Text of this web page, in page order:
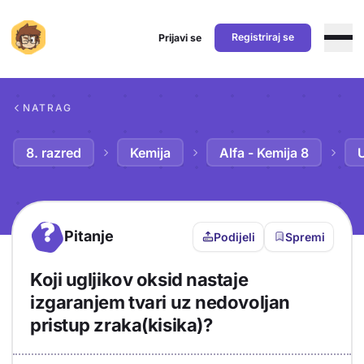
Prijavi se Registriraj se
NATRAG
8. razred Kemija Alfa - Kemija 8
? Pitanje Podijeli Spremi
Koji ugljikov oksid nastaje
izgaranjem tvari uz nedovoljan
pristup zraka(kisika)?